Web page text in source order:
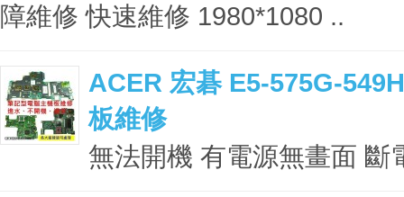
障維修 快速維修 1980*1080 ..
ACER 宏碁 E5-575G-
板維修
無法開機 有電源無畫面